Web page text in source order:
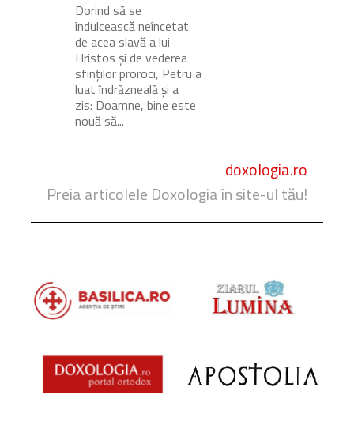
Dorind să se
îndulcească neîncetat
de acea slavă a lui
Hristos și de vederea
sfinților proroci, Petru a
luat îndrăzneală și a
zis: Doamne, bine este
nouă să...
doxologia.ro
Preia articolele Doxologia în site-ul tău!